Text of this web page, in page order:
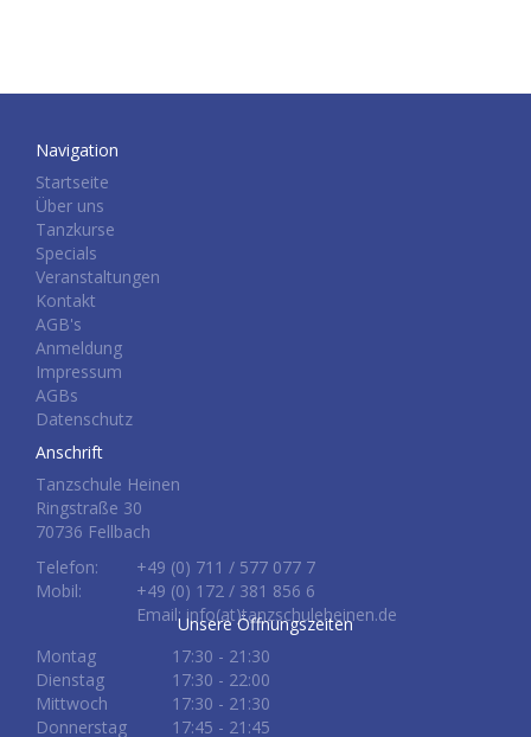
Navigation
Startseite
Über uns
Tanzkurse
Specials
Veranstaltungen
Kontakt
AGB's
Anmeldung
Impressum
AGBs
Datenschutz
Anschrift
Tanzschule Heinen
Ringstraße 30
70736 Fellbach
Telefon:
+49 (0) 711 / 577 077 7
Mobil:
+49 (0) 172 / 381 856 6
Email: info(at)tanzschuleheinen.de
Unsere Öffnungszeiten
Montag
17:30 - 21:30
Dienstag
17:30 - 22:00
Mittwoch
17:30 - 21:30
Donnerstag
17:45 - 21:45